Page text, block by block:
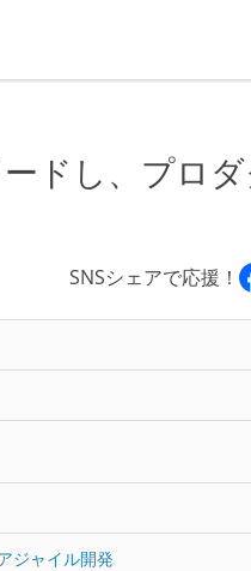
ドし、プロ
SNSシェアで応援！
ジャイル開発